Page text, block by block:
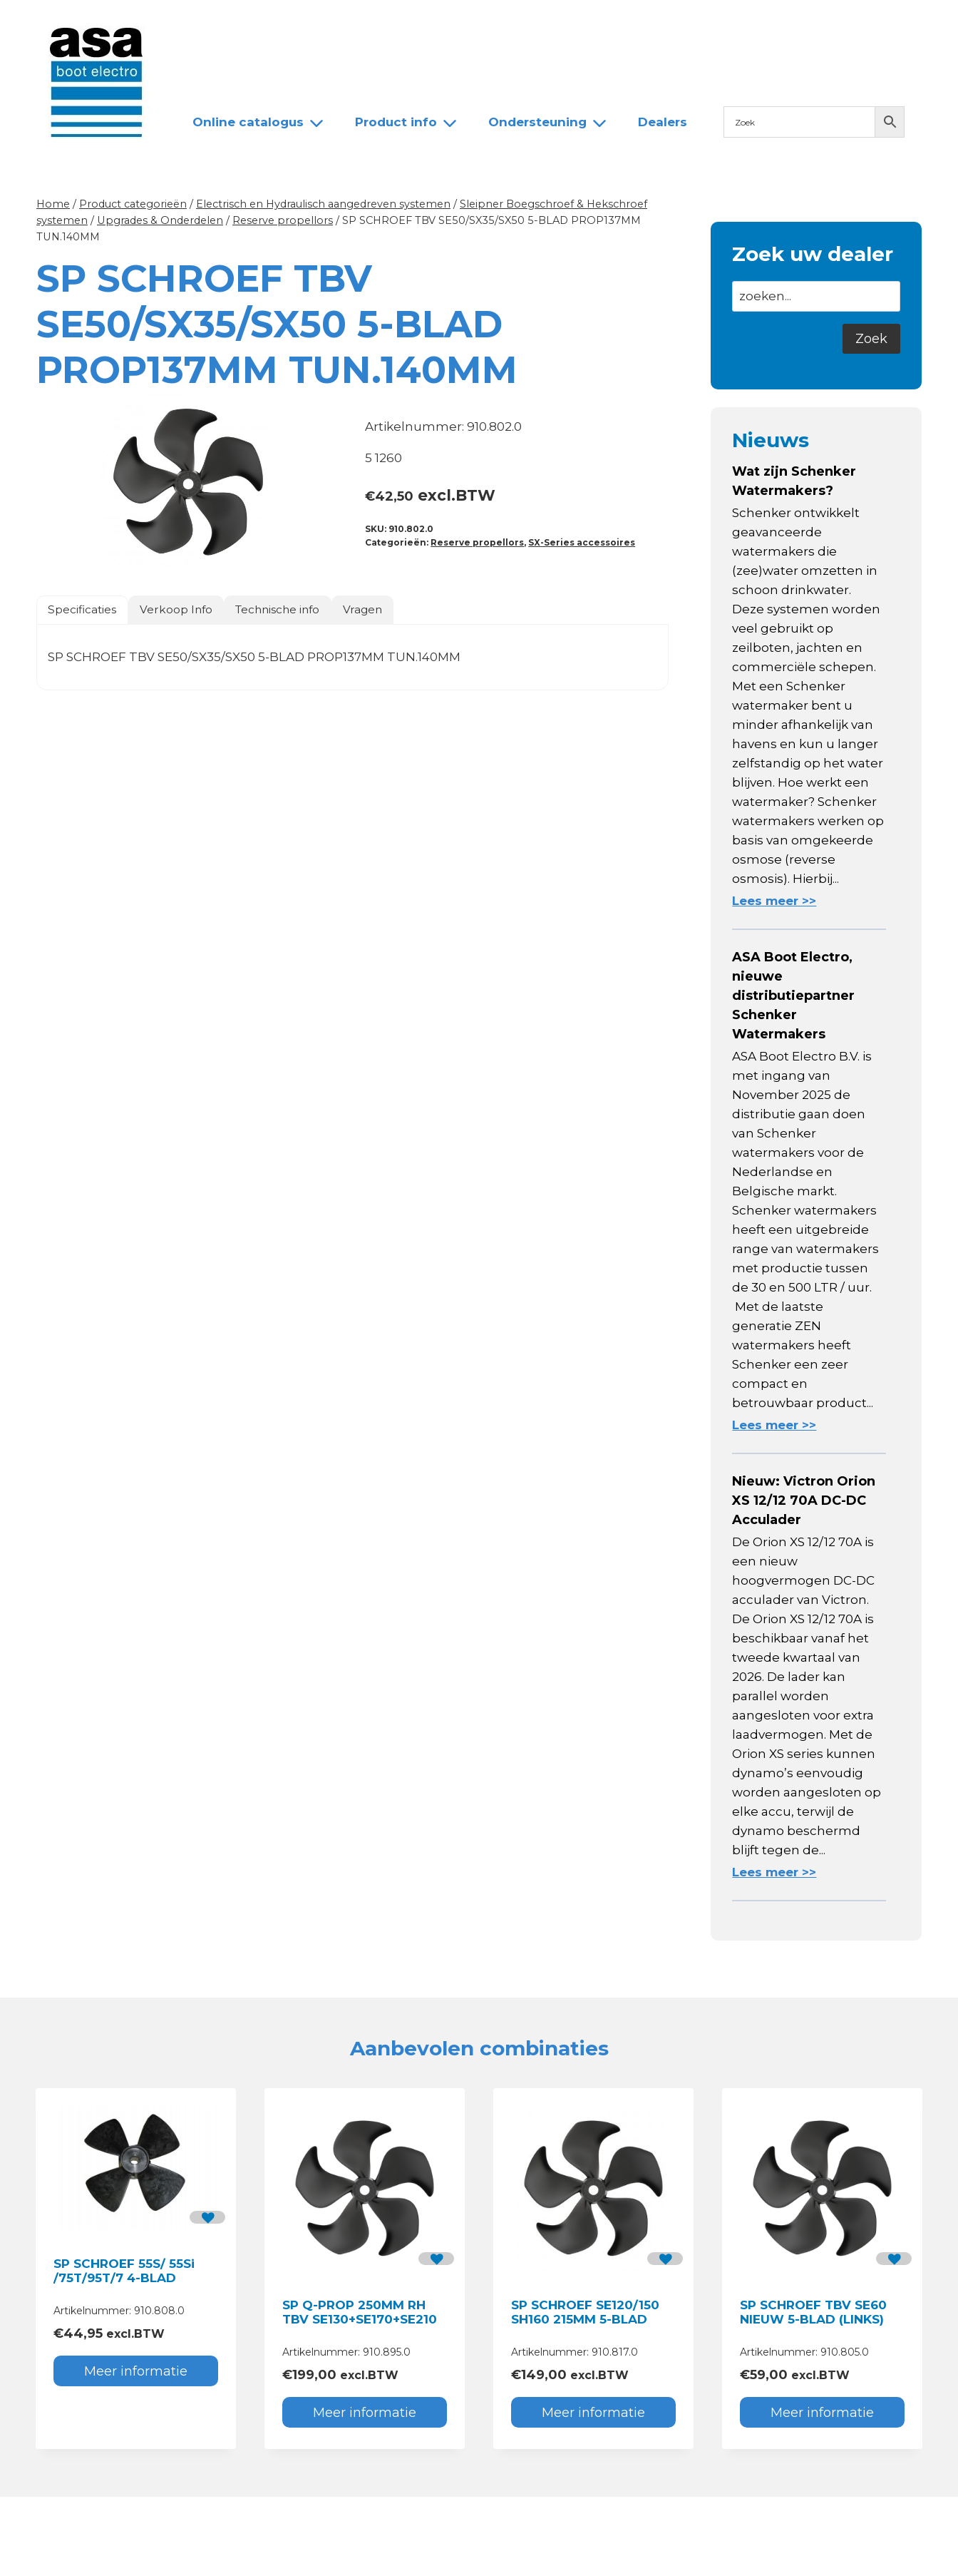
Online catalogus Product info Ondersteuning Dealers
Home / Product categorieën / Electrisch en Hydraulisch aangedreven systemen / Sleipner Boegschroef & Hekschroef
systemen / Upgrades & Onderdelen / Reserve propellors / SP SCHROEF TBV SE50/SX35/SX50 5-BLAD PROP137MM
TUN.140MM
SP SCHROEF TBV
SE50/SX35/SX50 5-BLAD
PROP137MM TUN.140MM
Artikelnummer: 910.802.0
5 1260
€42,50 excl.BTW
SKU: 910.802.0
Categorieën: Reserve propellors, SX-Series accessoires
Specificaties Verkoop Info Technische info Vragen
SP SCHROEF TBV SE50/SX35/SX50 5-BLAD PROP137MM TUN.140MM
Zoek uw dealer
Nieuws
Wat zijn Schenker
Watermakers?
Schenker ontwikkelt
geavanceerde
watermakers die
(zee)water omzetten in
schoon drinkwater.
Deze systemen worden
veel gebruikt op
zeilboten, jachten en
commerciële schepen.
Met een Schenker
watermaker bent u
minder afhankelijk van
havens en kun u langer
zelfstandig op het water
blijven. Hoe werkt een
watermaker? Schenker
watermakers werken op
basis van omgekeerde
osmose (reverse
osmosis). Hierbij...
Lees meer >>
ASA Boot Electro,
nieuwe
distributiepartner
Schenker
Watermakers
ASA Boot Electro B.V. is
met ingang van
November 2025 de
distributie gaan doen
van Schenker
watermakers voor de
Nederlandse en
Belgische markt.
Schenker watermakers
heeft een uitgebreide
range van watermakers
met productie tussen
de 30 en 500 LTR / uur.
Met de laatste
generatie ZEN
watermakers heeft
Schenker een zeer
compact en
betrouwbaar product...
Lees meer >>
Nieuw: Victron Orion
XS 12/12 70A DC-DC
Acculader
De Orion XS 12/12 70A is
een nieuw
hoogvermogen DC-DC
acculader van Victron.
De Orion XS 12/12 70A is
beschikbaar vanaf het
tweede kwartaal van
2026. De lader kan
parallel worden
aangesloten voor extra
laadvermogen. Met de
Orion XS series kunnen
dynamo’s eenvoudig
worden aangesloten op
elke accu, terwijl de
dynamo beschermd
blijft tegen de...
Lees meer >>
Aanbevolen combinaties
SP SCHROEF 55S/ 55Si
/75T/95T/7 4-BLAD
Artikelnummer: 910.808.0
€44,95 excl.BTW
Meer informatie
SP Q-PROP 250MM RH
TBV SE130+SE170+SE210
Artikelnummer: 910.895.0
€199,00 excl.BTW
Meer informatie
SP SCHROEF SE120/150
SH160 215MM 5-BLAD
Artikelnummer: 910.817.0
€149,00 excl.BTW
Meer informatie
SP SCHROEF TBV SE60
NIEUW 5-BLAD (LINKS)
Artikelnummer: 910.805.0
€59,00 excl.BTW
Meer informatie